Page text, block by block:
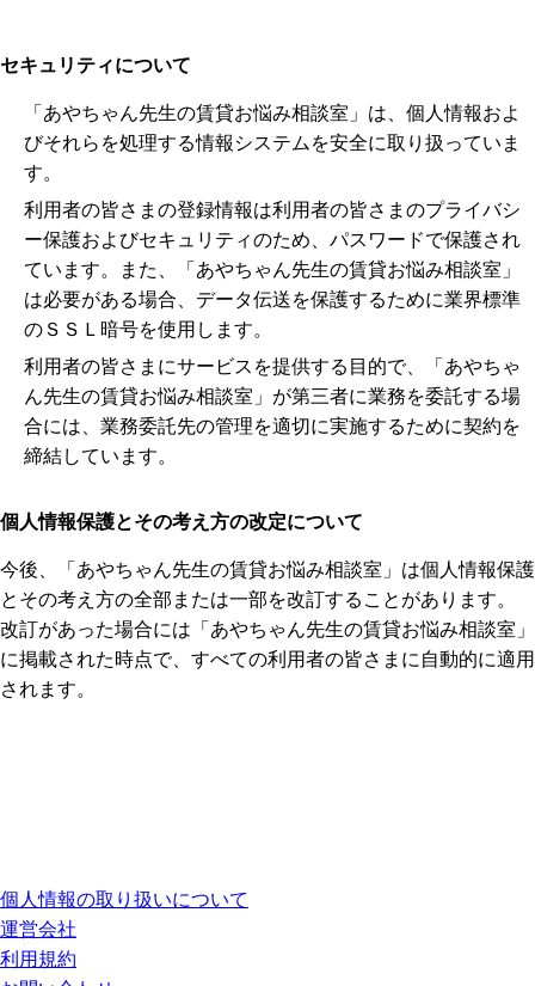
セキュリティについて
「あやちゃん先生の賃貸お悩み相談室」は、個人情報およ
びそれらを処理する情報システムを安全に取り扱っていま
す。
利用者の皆さまの登録情報は利用者の皆さまのプライバシ
ー保護およびセキュリティのため、パスワードで保護され
ています。また、「あやちゃん先生の賃貸お悩み相談室」
は必要がある場合、データ伝送を保護するために業界標準
のＳＳＬ暗号を使用します。
利用者の皆さまにサービスを提供する目的で、「あやちゃ
ん先生の賃貸お悩み相談室」が第三者に業務を委託する場
合には、業務委託先の管理を適切に実施するために契約を
締結しています。
個人情報保護とその考え方の改定について
今後、「あやちゃん先生の賃貸お悩み相談室」は個人情報保護
とその考え方の全部または一部を改訂することがあります。
改訂があった場合には「あやちゃん先生の賃貸お悩み相談室」
に掲載された時点で、すべての利用者の皆さまに自動的に適用
されます。
個人情報の取り扱いについて
運営会社
利用規約